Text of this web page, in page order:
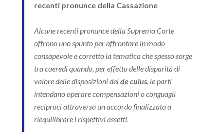
recenti pronunce della Cassazione
Alcune recenti pronunce della Suprema Corte
offrono uno spunto per affrontare in modo
consapevole e corretto la tematica che spesso sorge
tra coeredi quando, per effetto delle disparità di
valore delle disposizioni delde cuius, le parti
intendano operare compensazioni o conguagli
reciproci attraverso un accordo finalizzato a
riequilibrare i rispettivi assetti.